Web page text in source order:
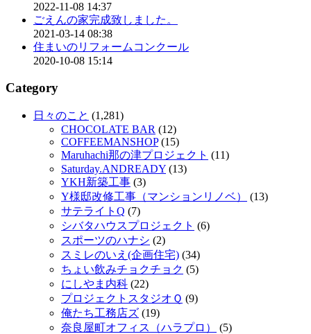
2022-11-08 14:37
ごえんの家完成致しました。
2021-03-14 08:38
住まいのリフォームコンクール
2020-10-08 15:14
Category
日々のこと (1,281)
CHOCOLATE BAR (12)
COFFEEMANSHOP(15)
Maruhachi那の津プロジェクト (11)
Saturday.ANDREADY (13)
YKH新築工事 (3)
Y様邸改修工事（マンションリノベ）
(13)
サテライトQ (7)
シバタハウスプロジェクト (6)
スポーツのハナシ (2)
スミレのいえ(企画住宅) (34)
ちょい飲みチョクチョク (5)
にしやま内科 (22)
プロジェクトスタジオＱ (9)
俺たち工務店ズ (19)
奈良屋町オフィス（ハラプロ）
(5)